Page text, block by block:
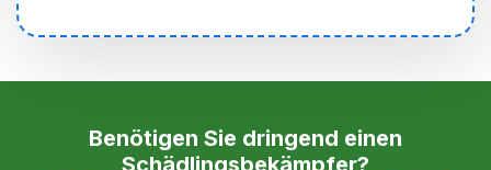
Benötigen Sie dringend einen
Schädlingsbekämpfer?